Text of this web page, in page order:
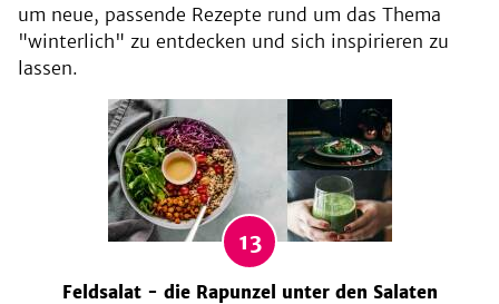
um neue, passende Rezepte rund um das Thema
"winterlich" zu entdecken und sich inspirieren zu
lassen.
13
Feldsalat - die Rapunzel unter den Salaten